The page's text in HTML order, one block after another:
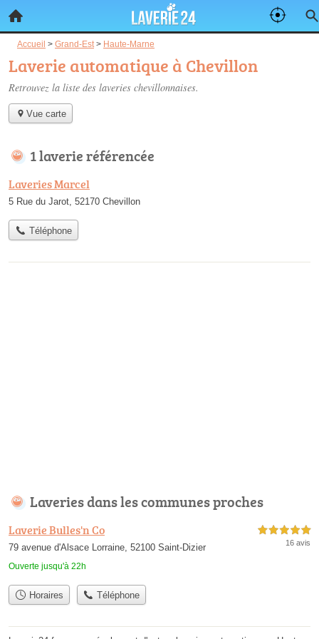
Accueil > Grand-Est > Haute-Marne
Laverie automatique à Chevillon
Retrouvez la liste des laveries chevillonnaises.
Vue carte
1 laverie référencée
Laveries Marcel
5 Rue du Jarot, 52170 Chevillon
Téléphone
Laveries dans les communes proches
Laverie Bulles'n Co
79 avenue d'Alsace Lorraine, 52100 Saint-Dizier
Ouverte jusqu'à 22h
5,0 étoiles sur 5
16 avis
Horaires Téléphone